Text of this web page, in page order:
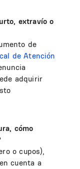
extravío o
de
de Atención
adquirir
cómo
o cupos),
cuenta a